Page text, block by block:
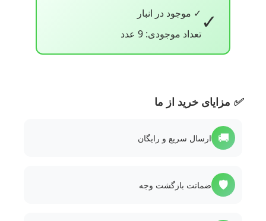
✓ ✓ موجود در انبار
تعداد موجودی: 9 عدد
✅ مزایای خرید از ما
🚚 ارسال سریع و رایگان
🛡️ ضمانت بازگشت وجه